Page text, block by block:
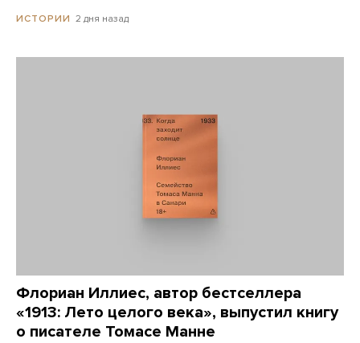
ИСТОРИИ 2 дня назад
Флориан Иллиес, автор бестселлера
«1913: Лето целого века», выпустил книгу
о писателе Томасе Манне